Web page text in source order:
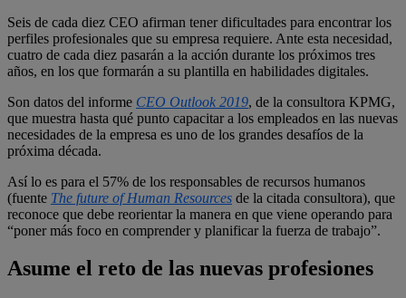
Seis de cada diez CEO afirman tener dificultades para encontrar los
perfiles profesionales que su empresa requiere. Ante esta necesidad,
cuatro de cada diez pasarán a la acción durante los próximos tres
años, en los que formarán a su plantilla en habilidades digitales.
Son datos del informe CEO Outlook 2019, de la consultora KPMG,
que muestra hasta qué punto capacitar a los empleados en las nuevas
necesidades de la empresa es uno de los grandes desafíos de la
próxima década.
Así lo es para el 57% de los responsables de recursos humanos
(fuente The future of Human Resources de la citada consultora), que
reconoce que debe reorientar la manera en que viene operando para
“poner más foco en comprender y planificar la fuerza de trabajo”.
Asume el reto de las nuevas profesiones